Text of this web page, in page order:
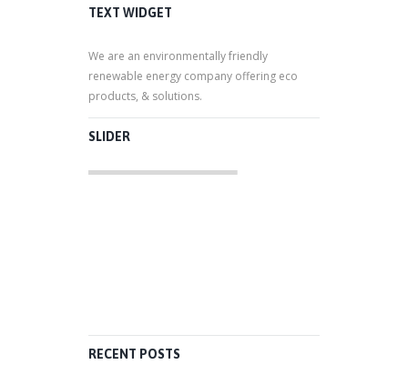
TEXT WIDGET
We are an environmentally friendly
renewable energy company offering eco
products, & solutions.
SLIDER
RECENT POSTS